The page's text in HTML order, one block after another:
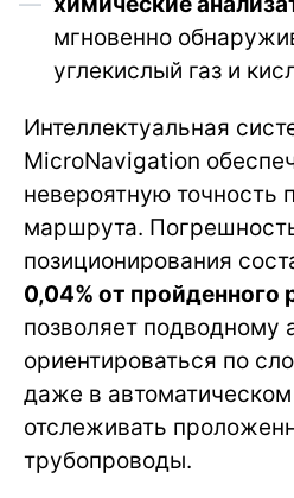
мгновенно
углекислый газ и
Интеллектуальная
MicroNavigation
невероятную точность
маршрута.
позиционирования
0,04% от пройденного
позволяет подводному
ориентироваться по
даже в
отслеживать
трубопроводы.